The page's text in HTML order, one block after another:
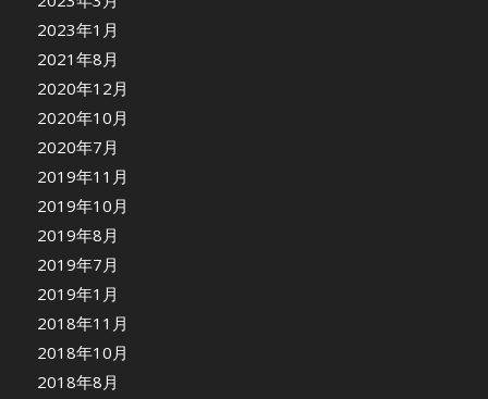
2023年1月
2021年8月
2020年12月
2020年10月
2020年7月
2019年11月
2019年10月
2019年8月
2019年7月
2019年1月
2018年11月
2018年10月
2018年8月